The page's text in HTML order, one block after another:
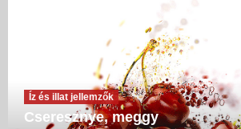
Íz és illat jellemzők
Cseresznye, meggy